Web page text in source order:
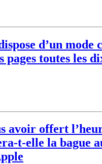
d’un mode
pages toutes les
avoir offert
t-elle la bague